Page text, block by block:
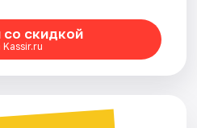
со скидкой
Kassir.ru